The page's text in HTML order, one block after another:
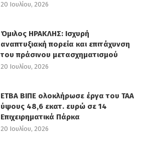
20 Ιουλίου, 2026
Όμιλος ΗΡΑΚΛΗΣ: Ισχυρή
αναπτυξιακή πορεία και επιτάχυνση
του πράσινου μετασχηματισμού
20 Ιουλίου, 2026
ΕΤΒΑ ΒΙΠΕ ολοκλήρωσε έργα του ΤΑΑ
ύψους 48,6 εκατ. ευρώ σε 14
Επιχειρηματικά Πάρκα
20 Ιουλίου, 2026